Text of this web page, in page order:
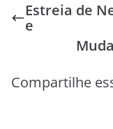
Estreia de
e
Compartilhe